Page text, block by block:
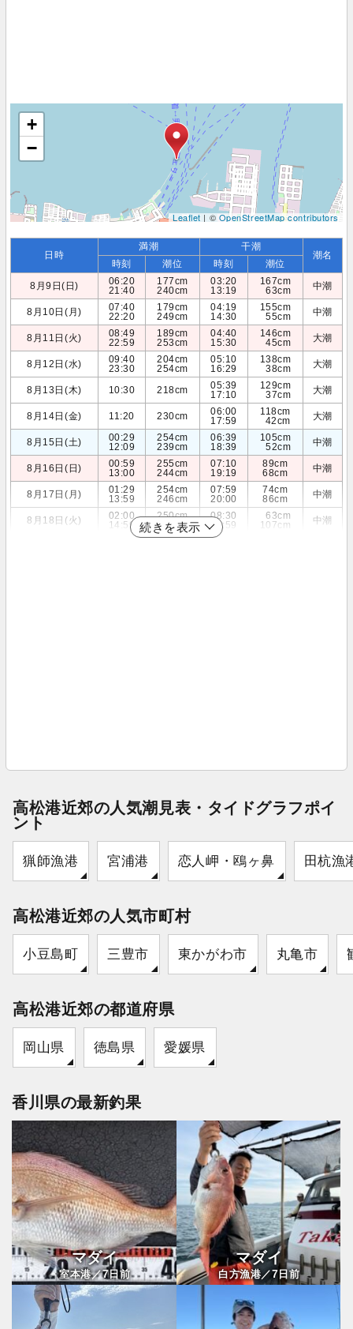
+
−
Leaflet| ©OpenStreetMap contributors
日時
満潮 干潮
潮名
時刻 潮位 時刻
潮位
8月9日(日)
06:20
21:40
177cm
240cm
03:20
13:19
167cm
63cm
中潮
8月10日(月)
07:40
22:20
179cm
249cm
04:19
14:30
155cm
55cm
中潮
8月11日(火)
08:49
22:59
189cm
253cm
04:40
15:30
146cm
45cm
大潮
8月12日(水)
09:40
23:30
204cm
254cm
05:10
16:29
138cm
38cm
大潮
8月13日(木) 10:30 218cm
05:39
17:10
129cm
37cm
大潮
8月14日(金) 11:20 230cm
06:00
17:59
118cm
42cm
大潮
8月15日(土)
00:29
12:09
254cm
239cm
06:39
18:39
105cm
52cm
中潮
8月16日(日)
00:59
13:00
255cm
244cm
07:10
19:19
89cm
68cm
中潮
8月17日(月)
01:29
13:59
254cm
246cm
07:59
20:00
74cm
86cm
中潮
8月18日(火)
02:00
14:59
250cm
246cm
08:30
20:59
63cm
107cm
中潮
続きを表示
高松港近郊の人気潮見表・タイドグラフポイ
ント
猟師漁港 宮浦港 恋人岬・鴎ヶ鼻 田杭漁
高松港近郊の人気市町村
小豆島町 三豊市 東かがわ市 丸亀市
高松港近郊の都道府県
岡山県 徳島県 愛媛県
香川県の最新釣果
マダイ
室本港／7日前
マダイ
白方漁港／7 日前